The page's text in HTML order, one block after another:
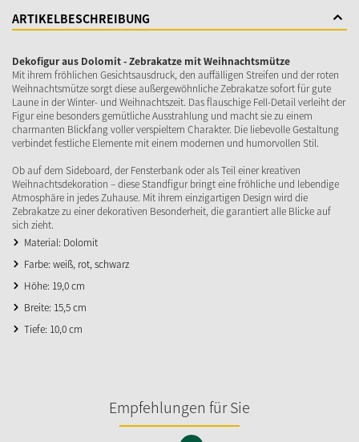
ARTIKELBESCHREIBUNG
Dekofigur aus Dolomit - Zebrakatze mit Weihnachtsmütze
Mit ihrem fröhlichen Gesichtsausdruck, den auffälligen Streifen und der roten
Weihnachtsmütze sorgt diese außergewöhnliche Zebrakatze sofort für gute
Laune in der Winter- und Weihnachtszeit. Das flauschige Fell-Detail verleiht der
Figur eine besonders gemütliche Ausstrahlung und macht sie zu einem
charmanten Blickfang voller verspieltem Charakter. Die liebevolle Gestaltung
verbindet festliche Elemente mit einem modernen und humorvollen Stil.
Ob auf dem Sideboard, der Fensterbank oder als Teil einer kreativen
Weihnachtsdekoration – diese Standfigur bringt eine fröhliche und lebendige
Atmosphäre in jedes Zuhause. Mit ihrem einzigartigen Design wird die
Zebrakatze zu einer dekorativen Besonderheit, die garantiert alle Blicke auf
sich zieht.
Material: Dolomit
Farbe: weiß, rot, schwarz
Höhe: 19,0 cm
Breite: 15,5 cm
Tiefe: 10,0 cm
Empfehlungen für Sie